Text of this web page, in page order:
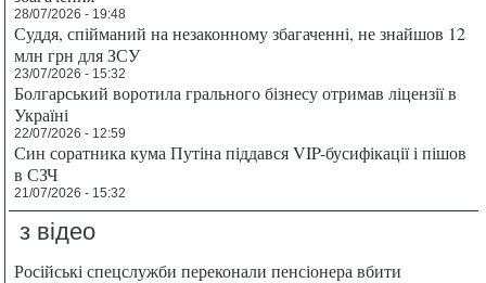
28/07/2026 - 19:48
Суддя, спійманий на незаконному збагаченні, не знайшов 12
млн грн для ЗСУ
23/07/2026 - 15:32
Болгарський воротила грального бізнесу отримав ліцензії в
Україні
22/07/2026 - 12:59
Син соратника кума Путіна піддався VIP-бусифікації і пішов
в СЗЧ
21/07/2026 - 15:32
з відео
Російські спецслужби переконали пенсіонера вбити